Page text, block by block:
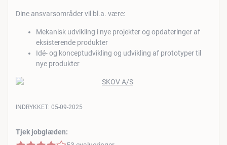
Dine ansvarsområder vil bl.a. være:
Mekanisk udvikling i nye projekter og opdateringer af
eksisterende produkter
Idé- og konceptudvikling og udvikling af prototyper til
nye produkter
Tjek jobglæden:
INDRYKKET: 05-09-2025